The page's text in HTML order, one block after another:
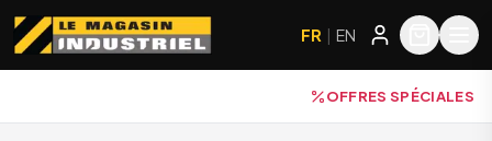
FR | EN
OFFRES SPÉCIALES